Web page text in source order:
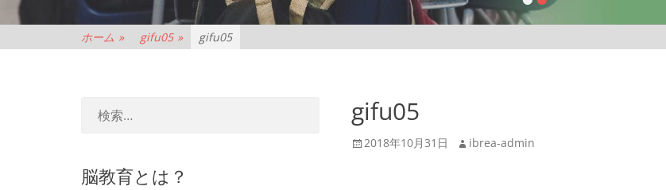
ホーム » gifu05 » gifu05
gifu05
投2018年10月31日
投 ibrea-admin
脳教育とは？